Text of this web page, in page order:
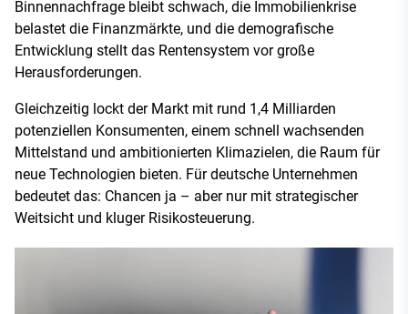
Binnennachfrage bleibt schwach, die Immobilienkrise
belastet die Finanzmärkte, und die demografische
Entwicklung stellt das Rentensystem vor große
Herausforderungen.
Gleichzeitig lockt der Markt mit rund 1,4 Milliarden
potenziellen Konsumenten, einem schnell wachsenden
Mittelstand und ambitionierten Klimazielen, die Raum für
neue Technologien bieten. Für deutsche Unternehmen
bedeutet das: Chancen ja – aber nur mit strategischer
Weitsicht und kluger Risikosteuerung.